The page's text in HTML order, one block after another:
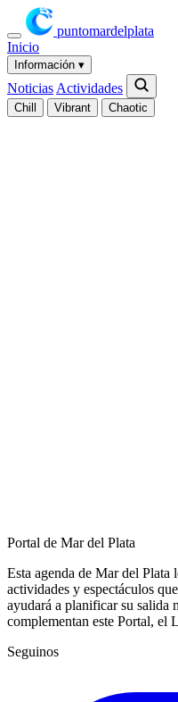
puntomardelplata
Inicio
Información ▾
Noticias Actividades
Chill Vibrant Chaotic
Portal de Mar del Plata
Esta agenda de Mar del
actividades y espectáculos
ayudará a planificar su salida
complementan este Portal, el
Seguinos